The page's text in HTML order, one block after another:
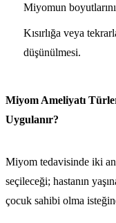
Miyomun
Kısırlığa veya
düşünülmesi.
Miyom Ameliyatı
Uygulanır?
Miyom tedavisinde iki
seçileceği; hastanın
çocuk sahibi olma